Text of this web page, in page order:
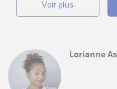
voir plus
Lorianne